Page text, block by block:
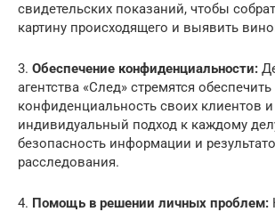
свидетельских показаний, чтобы
картину происходящего и выявить
3. Обеспечение конфиденциальности:
агентства «След» стремятся обеспечить
конфиденциальность своих клиентов и
индивидуальный подход к каждому
безопасность информации и
расследования.
4. Помощь в решении личных проблем: